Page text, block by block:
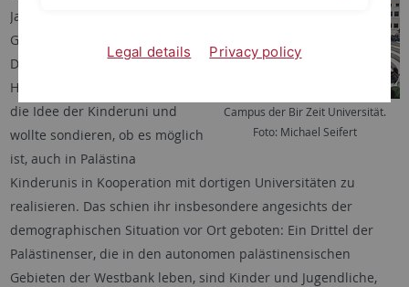
Campus der Bir Zeit Universität.
Foto: Michael Seifert
Jahres eine Einladung des
Goethe-Instituts in Ramallah.
Die Leiterin des Instituts, Laura
Hartz, kannte aus Deutschland
die Idee der Kinderuni und
wollte sondieren, ob es möglich
ist, auch in Palästina
Kinderunis in Kooperation mit dortigen Universitäten zu
realisieren. Das schien ihr insbesondere angesichts der
demographischen Situation vor Ort geboten: Ein Drittel der
Palästinenser, die in den autonomen palästinensischen
Gebieten der Westbank leben, sind Kinder und Jugendliche,
Legal details Privacy policy